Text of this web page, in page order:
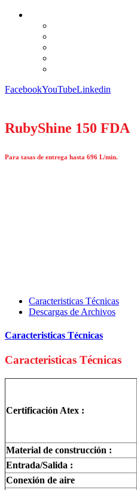
FacebookYouTubeLinkedin
RubyShine 150 FDA
Para tasas de entrega hasta 696 L/min.
Caracteristicas Técnicas
Descargas de Archivos
Caracteristicas Técnicas
Caracteristicas Técnicas
Certificación Atex :
Material de construcción :
Entrada/Salida :
Conexión de aire